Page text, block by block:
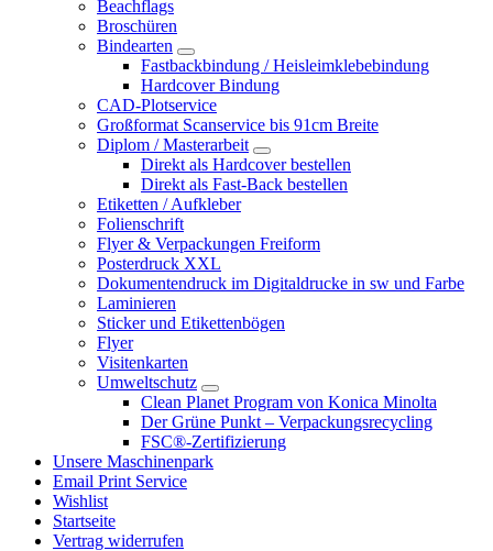
Beachflags
Broschüren
Bindearten
Fastbackbindung / Heisleimklebebindung
Hardcover Bindung
CAD-Plotservice
Großformat Scanservice bis 91cm Breite
Diplom / Masterarbeit
Direkt als Hardcover bestellen
Direkt als Fast-Back bestellen
Etiketten / Aufkleber
Folienschrift
Flyer & Verpackungen Freiform
Posterdruck XXL
Dokumentendruck im Digitaldrucke in sw und Farbe
Laminieren
Sticker und Etikettenbögen
Flyer
Visitenkarten
Umweltschutz
Clean Planet Program von Konica Minolta
Der Grüne Punkt – Verpackungsrecycling
FSC®-Zertifizierung
Unsere Maschinenpark
Email Print Service
Wishlist
Startseite
Vertrag widerrufen